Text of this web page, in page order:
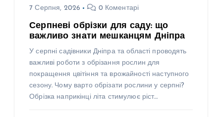
7 Серпня, 2026 0 Коментарі
Серпневі обрізки для саду: що
важливо знати мешканцям Дніпра
У серпні садівники Дніпра та області проводять
важливі роботи з обрізання рослин для
покращення цвітіння та врожайності наступного
сезону. Чому варто обрізати рослини у серпні?
Обрізка наприкінці літа стимулює ріст…